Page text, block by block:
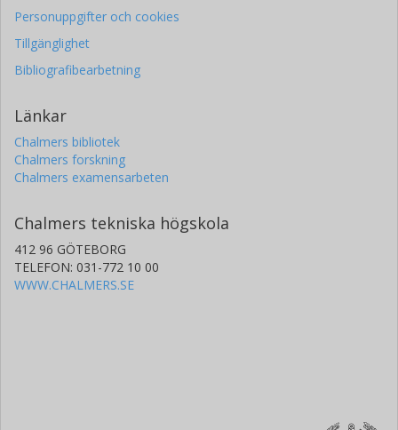
Personuppgifter och cookies
Tillgänglighet
Bibliografibearbetning
Länkar
Chalmers bibliotek
Chalmers forskning
Chalmers examensarbeten
Chalmers tekniska högskola
412 96 GÖTEBORG
TELEFON: 031-772 10 00
WWW.CHALMERS.SE